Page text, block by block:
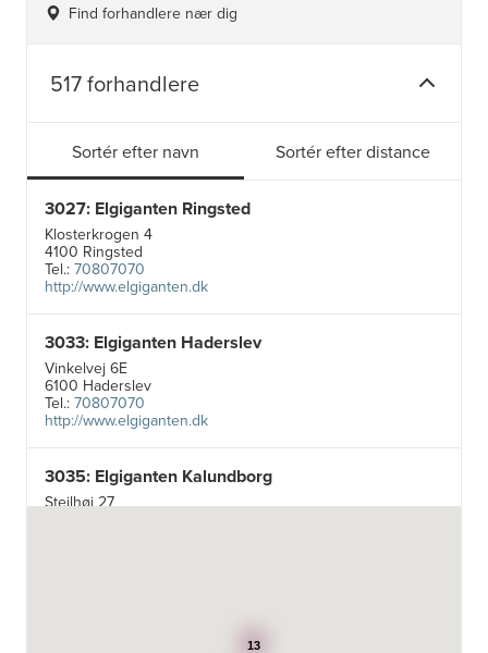
Find forhandlere nær dig
517 forhandlere
Sortér efter navn Sortér efter distance
3027: Elgiganten Ringsted
Klosterkrogen 4
4100 Ringsted
Tel.:70807070
http://www.elgiganten.dk
3033: Elgiganten Haderslev
Vinkelvej 6E
6100 Haderslev
Tel.:70807070
http://www.elgiganten.dk
3035: Elgiganten Kalundborg
Stejlhøj 27
13